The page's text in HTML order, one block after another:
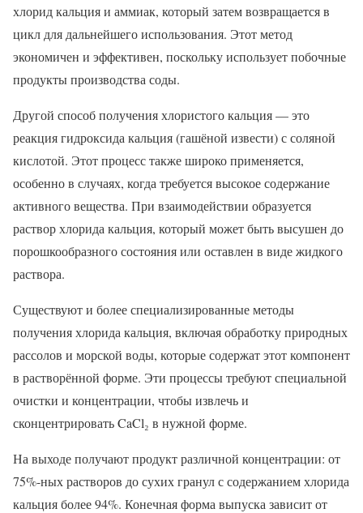
хлорид кальция и аммиак, который затем возвращается в
цикл для дальнейшего использования. Этот метод
экономичен и эффективен, поскольку использует побочные
продукты производства соды.
Другой способ получения хлористого кальция — это
реакция гидроксида кальция (гашёной извести) с соляной
кислотой. Этот процесс также широко применяется,
особенно в случаях, когда требуется высокое содержание
активного вещества. При взаимодействии образуется
раствор хлорида кальция, который может быть высушен до
порошкообразного состояния или оставлен в виде жидкого
раствора.
Существуют и более специализированные методы
получения хлорида кальция, включая обработку природных
рассолов и морской воды, которые содержат этот компонент
в растворённой форме. Эти процессы требуют специальной
очистки и концентрации, чтобы извлечь и
сконцентрировать CaCl₂ в нужной форме.
На выходе получают продукт различной концентрации: от
75%-ных растворов до сухих гранул с содержанием хлорида
кальция более 94%. Конечная форма выпуска зависит от